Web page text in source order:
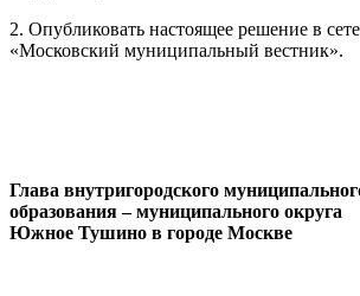
2. Опубликовать настоящее решение в
«Московский муниципальный вестник».
Глава внутригородского
образования – муниципального округа
Южное Тушино в городе Москве